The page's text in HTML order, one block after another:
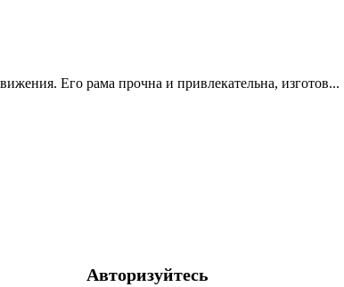
Его рама прочна и привлекательна, изготов...
Авторизуйтесь